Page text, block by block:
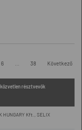
6 38 Következő
résztvevők
HUNGARY Kft., SELIX